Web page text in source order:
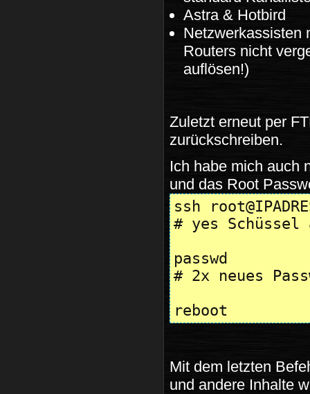
Astra & Hotbird
Netzwerkassisten
Routers nicht
auflösen!)
Zuletzt erneut per
zurückschreiben.
Ich habe mich auch
und das Root
ssh
# yes Schüssel
passwd
# 2x neues
reboot
Mit dem letzten
und andere Inhalte